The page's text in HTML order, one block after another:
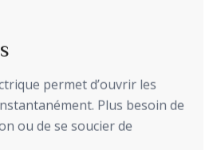
permet d’ouvrir les
Plus besoin de
ou de se soucier de